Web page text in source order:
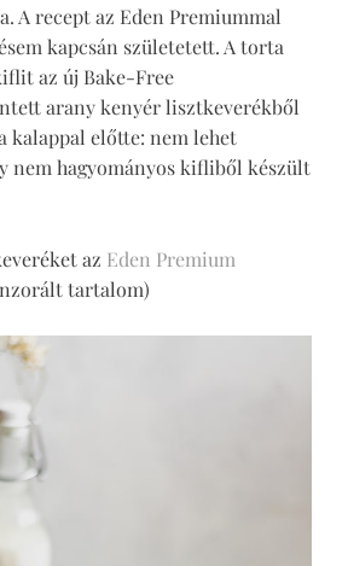
A recept az Eden Premiummal
kapcsán születetett. A torta
az új Bake-Free
arany kenyér lisztkeverékből
kalappal előtte: nem lehet
nem hagyományos kifliből készült
az Eden Premium
tartalom)